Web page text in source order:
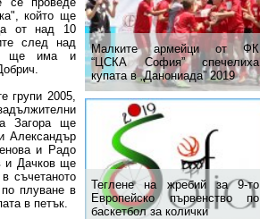
Малките армейци от ФК
“ЦСКА София” спечелиха
купата в „Данониада” 2019
Теглене на жребий за 9-то
Европейско първенство по
баскетбол за колички
който ще
от над 10
след над
ще има и
групи 2005,
Загора ще
Александър
и Радо
и Дачков ще
съчетаното
плуване в
в петък.